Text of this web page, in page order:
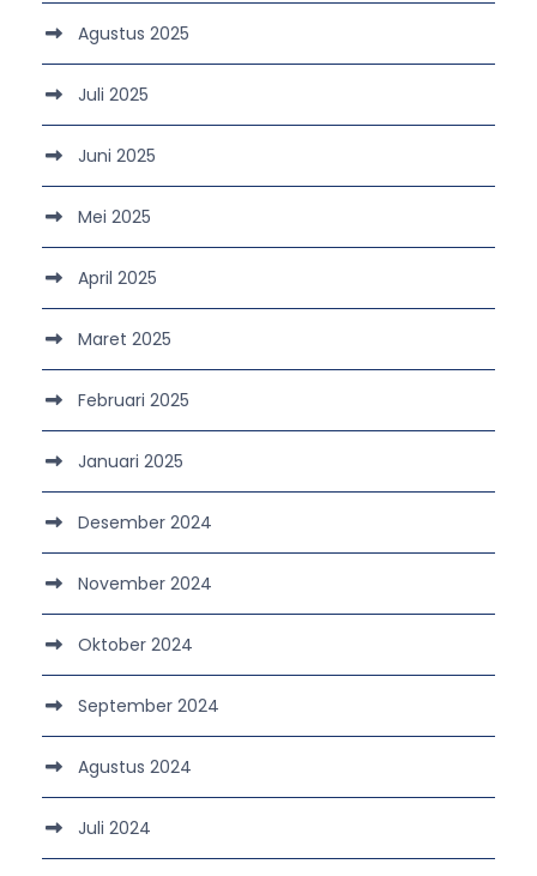
Agustus 2025
Juli 2025
Juni 2025
Mei 2025
April 2025
Maret 2025
Februari 2025
Januari 2025
Desember 2024
November 2024
Oktober 2024
September 2024
Agustus 2024
Juli 2024